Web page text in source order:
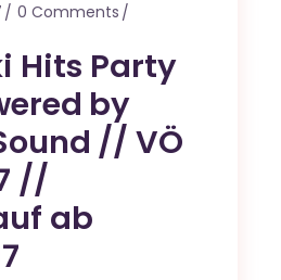
0 Comments
Hits Party
by
// VÖ
//
ab